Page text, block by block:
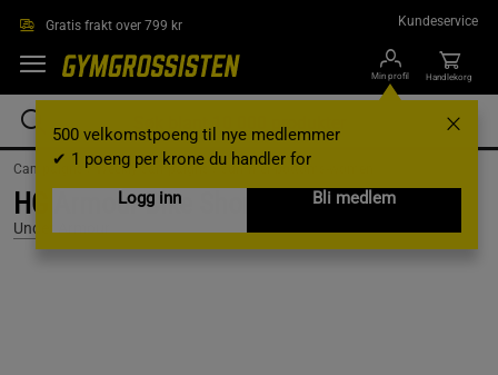
Gratis frakt over 799 kr Kundeservice
Min profil
500 velkomstpoeng til nye medlemmer
✔ 1 poeng per krone du handler for
Logg inn
Bli medlem
Handlekorg
Campaigns / Weekly campaigns /summer-bottoms-women
HG Armour Bike Shorts, Black, S
Under Armour